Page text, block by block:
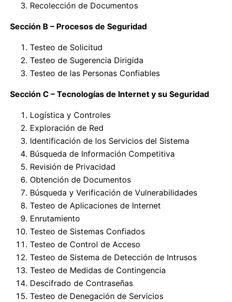
Recolección de Documentos
Sección B – Procesos de Seguridad
Testeo de Solicitud
Testeo de Sugerencia Dirigida
Testeo de las Personas Confiables
Sección C – Tecnologías de Internet y su Seguridad
Logística y Controles
Exploración de Red
Identificación de los Servicios del Sistema
Búsqueda de Información Competitiva
Revisión de Privacidad
Obtención de Documentos
Búsqueda y Verificación de Vulnerabilidades
Testeo de Aplicaciones de Internet
Enrutamiento
Testeo de Sistemas Confiados
Testeo de Control de Acceso
Testeo de Sistema de Detección de Intrusos
Testeo de Medidas de Contingencia
Descifrado de Contraseñas
Testeo de Denegación de Servicios